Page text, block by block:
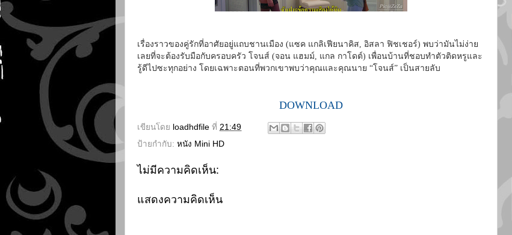
เรื่องราวของคู่รักที่อาศัยอยู่แถบชานเมือง (แซค แกลิเฟียนาคิส, อิสลา ฟิชเชอร์) พบว่ามันไม่ง่าย
เลยที่จะต้องรับมือกับครอบครัว โจนส์ (จอน แฮมม์, แกล กาโดต์) เพื่อนบ้านที่ชอบทำตัวติดหรูและ
รู้ดีไปซะทุกอย่าง โดยเฉพาะตอนที่พวกเขาพบว่าคุณและคุณนาย “โจนส์” เป็นสายลับ
DOWNLOAD
เขียนโดย loadhdfile ที่ 21:49
ป้ายกำกับ: หนัง Mini HD
ไม่มีความคิดเห็น:
แสดงความคิดเห็น